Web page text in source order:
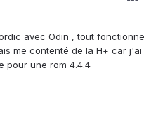
avec Odin , tout fonctionne
me contenté de la H+ car j'ai
pour une rom 4.4.4